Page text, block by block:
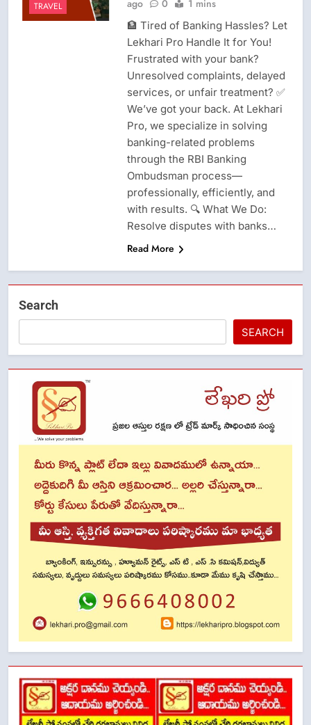
TRAVEL
ago
0 1 mins
🏦 Tired of Banking Hassles? Let
Lekhari Pro Handle It for You!
Frustrated with your bank?
Unresolved complaints, delayed
services, or unfair treatment? ✅
We’ve got your back. At Lekhari
Pro, we specialize in solving
banking-related problems
through the RBI Banking
Ombudsman process—
professionally, efficiently, and
with results. 🔍 What We Do:
Resolve disputes with banks…
Read More
Search
SEARCH